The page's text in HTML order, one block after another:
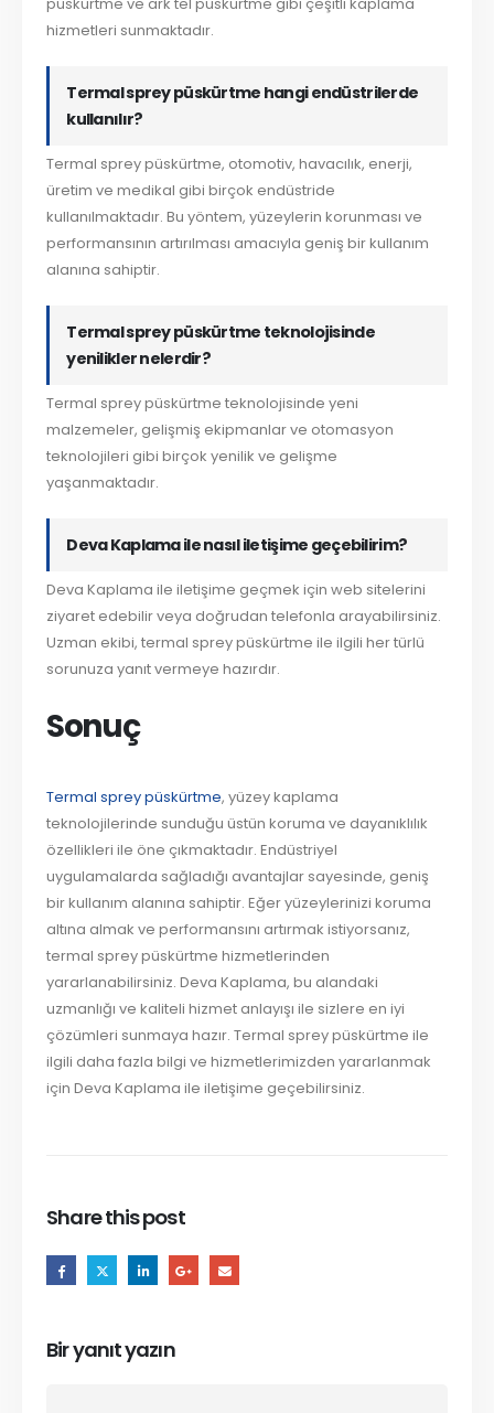
hizmetleri sunmaktadır.
Termal sprey püskürtme hangi endüstrilerde
kullanılır?
Termal sprey püskürtme, otomotiv, havacılık, enerji,
üretim ve medikal gibi birçok endüstride
kullanılmaktadır. Bu yöntem, yüzeylerin korunması ve
performansının artırılması amacıyla geniş bir kullanım
alanına sahiptir.
Termal sprey püskürtme teknolojisinde
yenilikler nelerdir?
Termal sprey püskürtme teknolojisinde yeni
malzemeler, gelişmiş ekipmanlar ve otomasyon
teknolojileri gibi birçok yenilik ve gelişme
yaşanmaktadır.
Deva Kaplama ile nasıl iletişime geçebilirim?
Deva Kaplama ile iletişime geçmek için web sitelerini
ziyaret edebilir veya doğrudan telefonla arayabilirsiniz.
Uzman ekibi, termal sprey püskürtme ile ilgili her türlü
sorunuza yanıt vermeye hazırdır.
Sonuç
Termal sprey püskürtme, yüzey kaplama
teknolojilerinde sunduğu üstün koruma ve dayanıklılık
özellikleri ile öne çıkmaktadır. Endüstriyel
uygulamalarda sağladığı avantajlar sayesinde, geniş
bir kullanım alanına sahiptir. Eğer yüzeylerinizi koruma
altına almak ve performansını artırmak istiyorsanız,
termal sprey püskürtme hizmetlerinden
yararlanabilirsiniz. Deva Kaplama, bu alandaki
uzmanlığı ve kaliteli hizmet anlayışı ile sizlere en iyi
çözümleri sunmaya hazır. Termal sprey püskürtme ile
ilgili daha fazla bilgi ve hizmetlerimizden yararlanmak
için Deva Kaplama ile iletişime geçebilirsiniz.
Share this post
Bir yanıt yazın